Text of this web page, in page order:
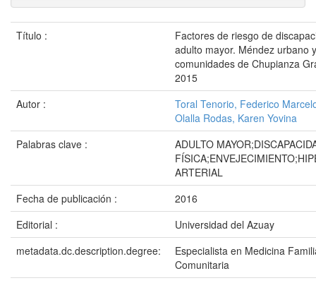
Título :
Factores de riesgo de
adulto mayor. Méndez urbano
comunidades de Chupianza
2015
Autor :
Toral Tenorio, Federico
Olalla Rodas, Karen Yovina
Palabras clave :
ADULTO
ARTERIAL
Fecha de publicación :
2016
Editorial :
Universidad del Azuay
metadata.dc.description.degree:
Especialista en Medicina
Comunitaria